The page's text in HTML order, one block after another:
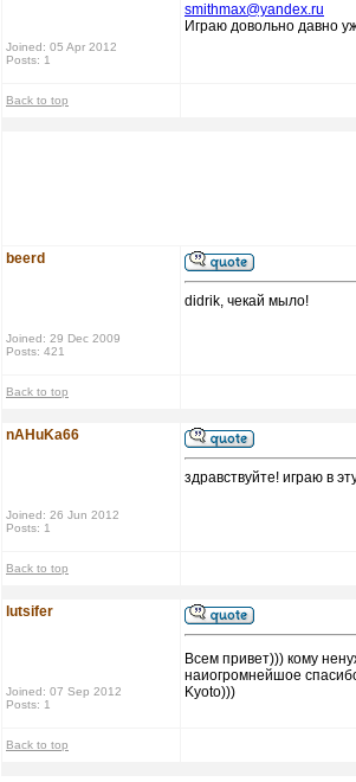
Joined: 05 Apr 2012
Posts: 1
smithmax@yandex.ru
Играю довольно давно
Back to top
beerd
Joined: 29 Dec 2009
Posts: 421
didrik, чекай мыло!
Back to top
nAHuKa66
Joined: 26 Jun 2012
Posts: 1
здравствуйте! играю в
Back to top
lutsifer
Joined: 07 Sep 2012
Posts: 1
Всем привет))) кому
наиогромнейшое
Kyoto)))
Back to top